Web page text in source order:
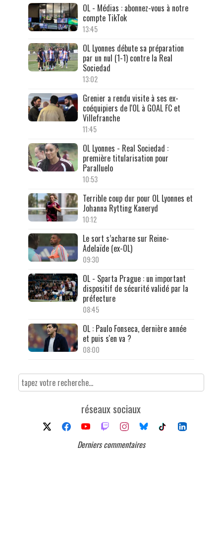
OL - Médias : abonnez-vous à notre
compte TikTok
13:45
OL Lyonnes débute sa préparation
par un nul (1-1) contre la Real
Sociedad
13:02
Grenier a rendu visite à ses ex-
coéquipiers de l'OL à GOAL FC et
Villefranche
11:45
OL Lyonnes - Real Sociedad :
première titularisation pour
Paralluelo
10:53
Terrible coup dur pour OL Lyonnes et
Johanna Rytting Kaneryd
10:12
Le sort s’acharne sur Reine-
Adelaïde (ex-OL)
09:30
OL - Sparta Prague : un important
dispositif de sécurité validé par la
préfecture
08:45
OL : Paulo Fonseca, dernière année
et puis s'en va ?
08:00
réseaux sociaux
Derniers commentaires